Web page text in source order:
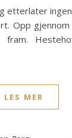
etterlater
Opp
LES MER